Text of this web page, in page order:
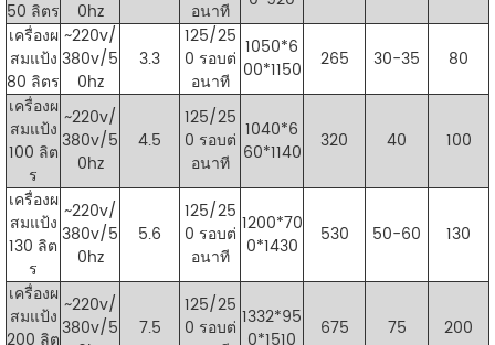
50 ลิตร
0hz
อนาที
เครื่องผ
สมแป้ง
80 ลิตร
~220v/
380v/5
0hz
3.3
125/25
0 รอบต่
อนาที
1050*6
00*1150
265 30-35
80
เครื่องผ
สมแป้ง
100 ลิต
ร
~220v/
380v/5
0hz
4.5
125/25
0 รอบต่
อนาที
1040*6
60*1140
320 40 100
เครื่องผ
สมแป้ง
130 ลิต
ร
~220v/
380v/5
0hz
5.6
125/25
0 รอบต่
อนาที
1200*70
0*1430
530 50-60 130
เครื่องผ
สมแป้ง ~220v/
380v/5
7.5
125/25
0 รอบต่ 1332*95
675 75 200